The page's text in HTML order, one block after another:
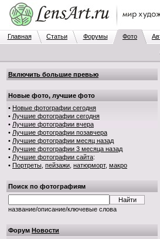
Главная Статьи Форумы Фото
Включить большие превью
Новые фото, лучшие фото
• Новые фотографии сегодня
• Лучшие фотографии сегодня
• Лучшие фотографии вчера
• Лучшие фотографии позавчера
• Лучшие фотографии месяц назад
• Лучшие фотографии 3 месяца назад
• Лучшие фотографии сайта:
• Портреты пейзажи натюрморт, макро
Поиск по фотографиям
название/описание/ключевые слова
Форум Новости